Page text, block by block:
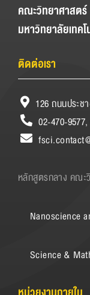
คณะวิทยาศาสตร์
มหาวิทยาลัยเทค
ติดต่อเรา
126 ถนนประช
02-470-
หลักสูตรกลาง คณะ
Nanoscience
Science &